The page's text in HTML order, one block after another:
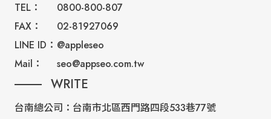
TEL：
0800-800-807
FAX：
02-81927069
LINE ID： @appleseo
Mail：
seo@appseo.com.tw
WRITE
台南總公司： 台南市北區西門路四段533巷77號